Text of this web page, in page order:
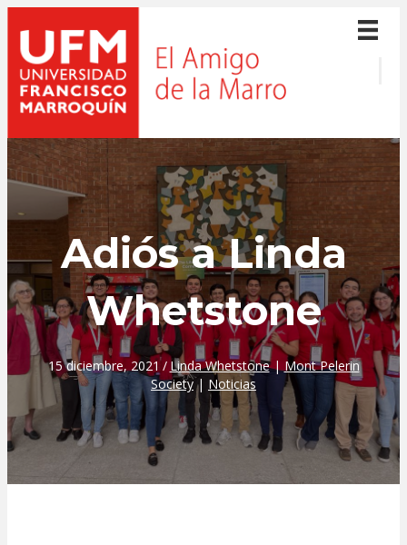
Adiós a Linda
Whetstone
15 diciembre, 2021 / Linda Whetstone|Mont Pelerin
Society| Noticias